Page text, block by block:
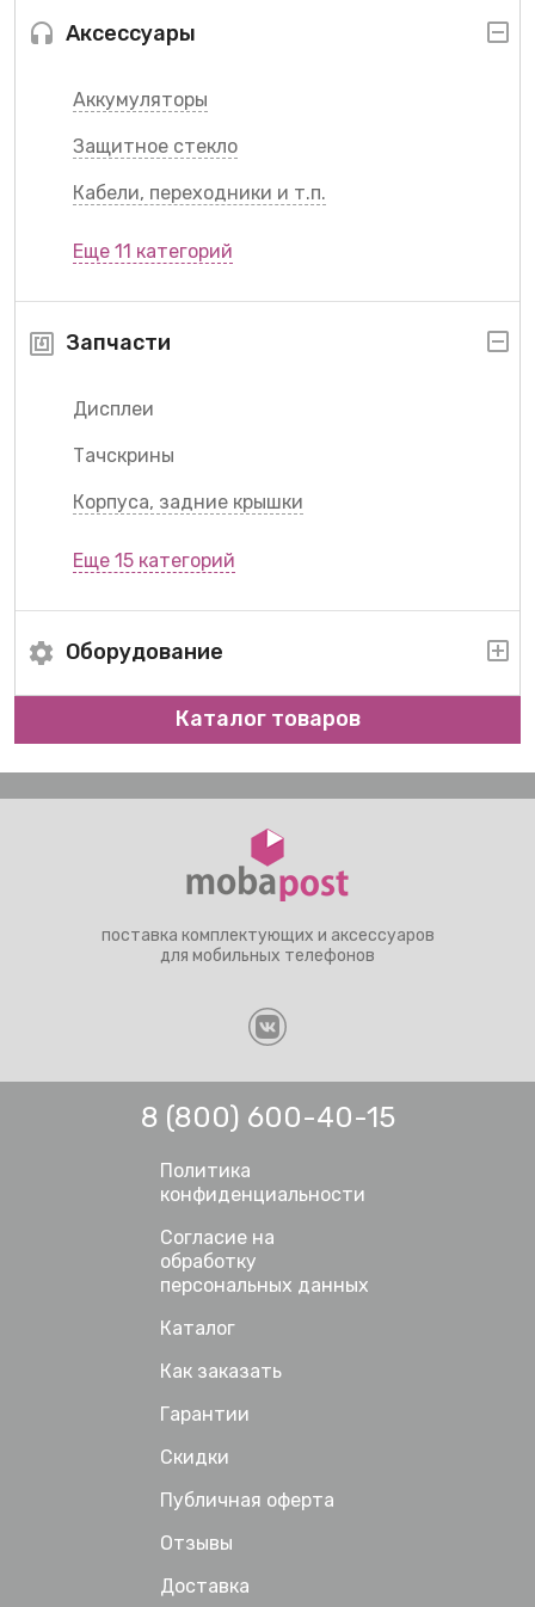
Аксессуары
Аккумуляторы
Защитное стекло
Кабели, переходники и т.п.
Еще 11 категорий
Запчасти
Дисплеи
Тачскрины
Корпуса, задние крышки
Еще 15 категорий
Оборудование
Каталог товаров
поставка комплектующих и аксессуаров
для мобильных телефонов
Каталог
Как заказать
Гарантии
Скидки
Публичная оферта
Отзывы
Доставка
8 (800) 600-40-15
Политика
конфиденциальности
Согласие на
обработку
персональных данных